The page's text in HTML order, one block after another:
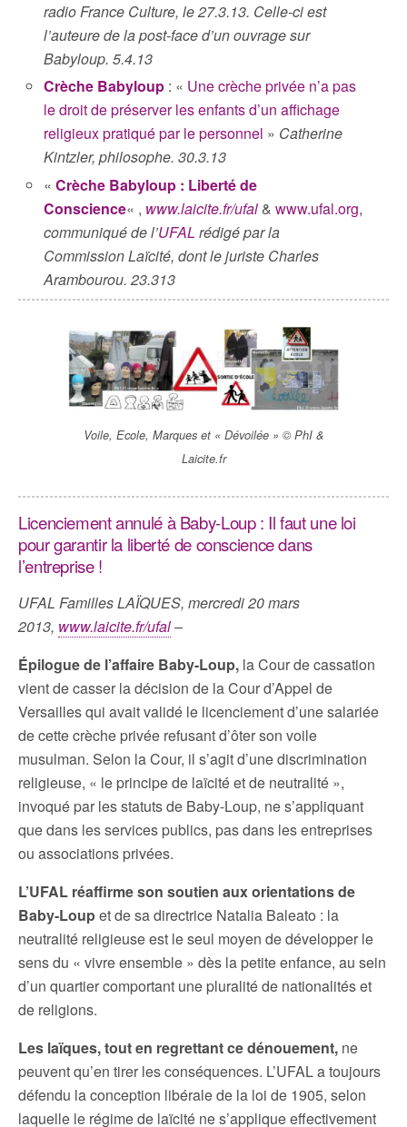
radio France Culture, le 27.3.13. Celle-ci est
l’auteure de la post-face d’un ouvrage sur
Babyloup. 5.4.13
Crèche Babyloup : « Une crèche privée n’a pas
le droit de préserver les enfants d’un affichage
religieux pratiqué par le personnel » Catherine
Kintzler, philosophe. 30.3.13
«Crèche Babyloup : Liberté de
Conscience« , www.laicite.fr/ufal &www.ufal.org,
communiqué de l’UFAL rédigé par la
Commission Laïcité, dont le juriste Charles
Arambourou. 23.313
Voile, Ecole, Marques et « Dévoilée » © PhI &
Laicite.fr
Licenciement annulé à Baby-Loup : Il faut une loi
pour garantir la liberté de conscience dans
l’entreprise !
UFAL Familles LAÏQUES, mercredi 20 mars
2013, www.laicite.fr/ufal–
Épilogue de l’affaire Baby-Loup, la Cour de cassation
vient de casser la décision de la Cour d’Appel de
Versailles qui avait validé le licenciement d’une salariée
de cette crèche privée refusant d’ôter son voile
musulman. Selon la Cour, il s’agit d’une discrimination
religieuse, « le principe de laïcité et de neutralité »,
invoqué par les statuts de Baby-Loup, ne s’appliquant
que dans les services publics, pas dans les entreprises
ou associations privées.
L’UFAL réaffirme son soutien aux orientations de
Baby-Loupet de sa directrice Natalia Baleato : la
neutralité religieuse est le seul moyen de développer le
sens du « vivre ensemble » dès la petite enfance, au sein
d’un quartier comportant une pluralité de nationalités et
de religions.
Les laïques, tout en regrettant ce dénouement, ne
peuvent qu’en tirer les conséquences. L’UFAL a toujours
défendu la conception libérale de la loi de 1905, selon
laquelle le régime de laïcité ne s’applique effectivement